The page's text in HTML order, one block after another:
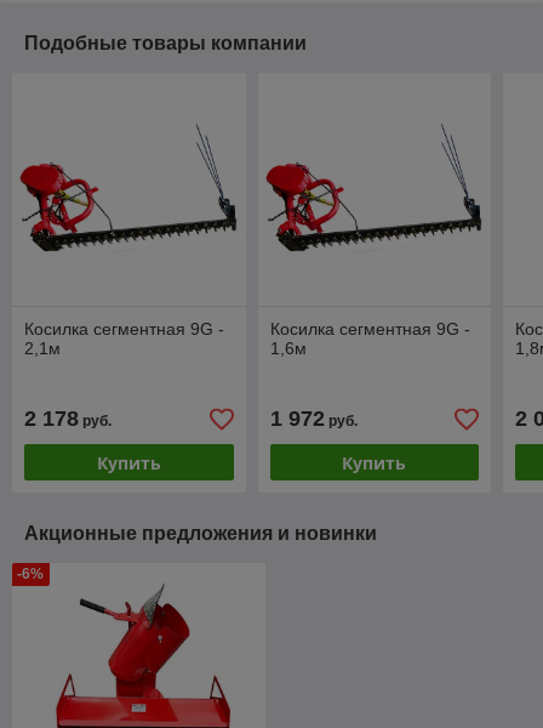
Подобные товары компании
Косилка сегментная 9G -
2,1м
2 178 руб.
Купить
Косилка сегментная 9G -
1,6м
1 972руб.
Купить
2
Акционные предложения и новинки
-6%